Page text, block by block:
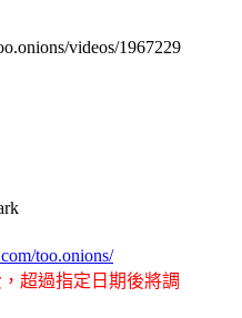
videos/1967229
too.onions/
超過指定日期後將調